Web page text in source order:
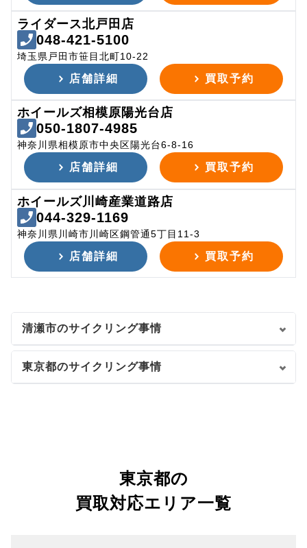
ライダース北戸田店
048-421-5100
埼玉県戸田市笹目北町10-22
店舗詳細 買取予約
ホイールズ相模原陽光台店
050-1807-4985
神奈川県相模原市中央区陽光台6-8-16
店舗詳細 買取予約
ホイールズ川崎産業道路店
044-329-1169
神奈川県川崎市川崎区鋼管通5丁目11-3
店舗詳細 買取予約
清瀬市のサイクリング事情
東京都のサイクリング事情
東京都の
買取対応エリア一覧